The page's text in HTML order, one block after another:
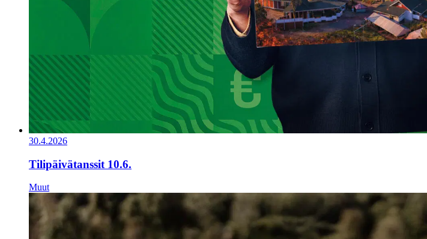
30.4.2026
Tilipäivätanssit 10.6.
Muut